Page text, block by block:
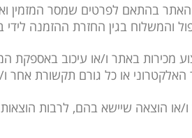
בהתאם לפרטים שמסר המזמין
והמשלוח בגין החזרת ההזמנה
מכירות באתר ו/או עיכוב
או כל גורם תקשורת אחר ו/
ו/או הוצאה שיישא בהם, לרבות